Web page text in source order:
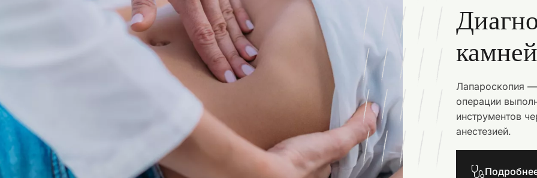
Лапароскопия —
операции
инструментов
анестезией.